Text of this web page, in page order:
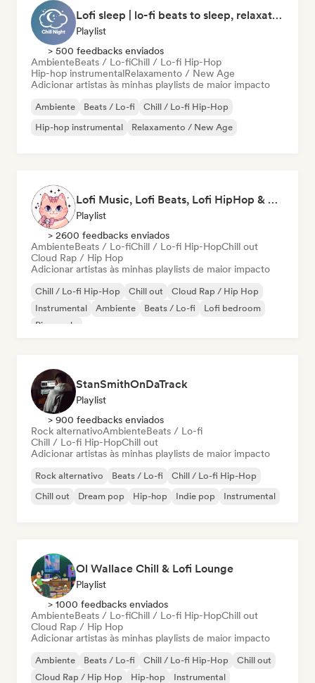
Lofi sleep | lo-fi beats to sleep, relaxation, and meditation
Playlist
> 500 feedbacks enviados
AmbienteBeats / Lo-fiChill / Lo-fi Hip-Hop
Hip-hop instrumentalRelaxamento / New Age
Adicionar artistas às minhas playlists de maior impacto
Ambiente Beats / Lo-fi
Chill / Lo-fi Hip-Hop
Hip-hop instrumental
Relaxamento / New Age
Lofi Music, Lofi Beats, Lofi HipHop & Study Beats
Playlist
> 2600 feedbacks enviados
AmbienteBeats / Lo-fiChill / Lo-fi Hip-HopChill out
Cloud Rap / Hip Hop
Adicionar artistas às minhas playlists de maior impacto
Chill / Lo-fi Hip-Hop Chill out
Cloud Rap / Hip Hop
Instrumental
Ambiente Beats / Lo-fi
Lofi bedroom
Piano solo
StanSmithOnDaTrack
Playlist
> 900 feedbacks enviados
Rock alternativoAmbienteBeats / Lo-fi
Chill / Lo-fi Hip-HopChill out
Adicionar artistas às minhas playlists de maior impacto
Rock alternativo Beats / Lo-fi
Chill / Lo-fi Hip-Hop
Chill out
Dream pop Hip-hop Indie pop Instrumental
Ol Wallace Chill & Lofi Lounge
Playlist
> 1000 feedbacks enviados
AmbienteBeats / Lo-fiChill / Lo-fi Hip-HopChill out
Cloud Rap / Hip Hop
Adicionar artistas às minhas playlists de maior impacto
Ambiente Beats / Lo-fi Chill / Lo-fi Hip-Hop
Chill out
Cloud Rap / Hip Hop
Hip-hop
Instrumental